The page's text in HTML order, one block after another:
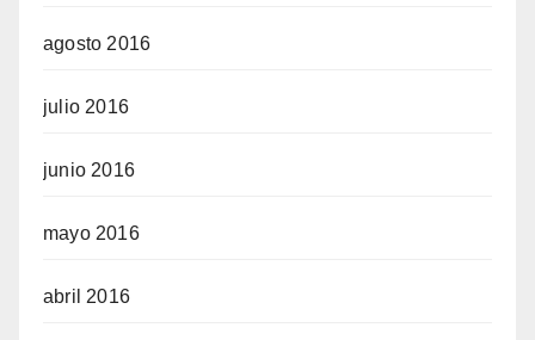
agosto 2016
julio 2016
junio 2016
mayo 2016
abril 2016